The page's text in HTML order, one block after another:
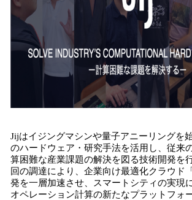
Jijはイジングマシンや量子アニーリングを
のハードウェア・研究手法を活用し、従来
算困難な産業課題の解決を図る技術開発を
回の調達により、企業向け最適化クラウド
発を一層加速させ、スマートシティの実現
オペレーション計算の新たなプラットフォ